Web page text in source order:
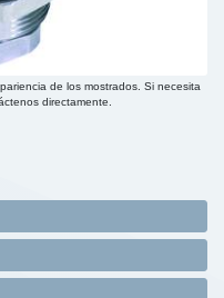
de los mostrados. Si necesita
directamente.